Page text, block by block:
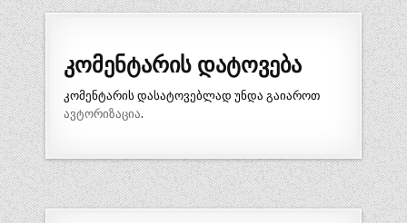
კომენტარის დატოვება
კომენტარის დასატოვებლად უნდა გაიაროთ
ავტორიზაცია.